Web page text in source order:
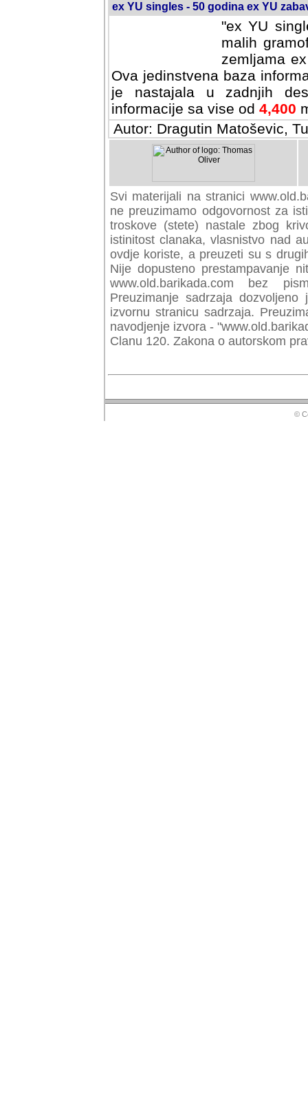
ex YU singles - 50 godina ex YU
"ex YU
malih
zemljama
Ova jedinstvena baza
je nastajala u zadnjih
informacije sa vise od 4,400
Autor: Dragutin Matoševic,
Svi materijali na stranici
preuzimamo odgovornost za
troskove (stete) nastale zbog
istinitost clanaka, vlasnistvo nad
ovdje koriste, a preuzeti su s
Nije dopusteno prestampavanje
www.old.barikada.com bez
Preuzimanje sadrzaja
izvornu stranicu sadrzaja.
navodjenje izvora -
Clanu 120. Zakona o autorskom
©